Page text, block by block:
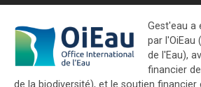
Gest'eau a
par l'OiEau
de l'Eau),
financier
de la biodiversité), et le soutien financier